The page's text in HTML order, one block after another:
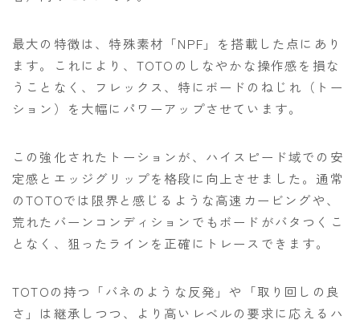
最大の特徴は、特殊素材「NPF」を搭載した点にあり
ます。これにより、TOTOのしなやかな操作感を損な
うことなく、フレックス、特にボードのねじれ（トー
ション）を大幅にパワーアップさせています。
この強化されたトーションが、ハイスピード域での安
定感とエッジグリップを格段に向上させました。通常
のTOTOでは限界と感じるような高速カービングや、
荒れたバーンコンディションでもボードがバタつくこ
となく、狙ったラインを正確にトレースできます。
TOTOの持つ「バネのような反発」や「取り回しの良
さ」は継承しつつ、より高いレベルの要求に応えるハ